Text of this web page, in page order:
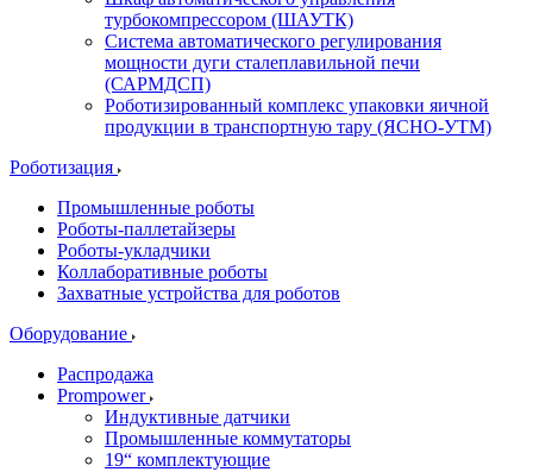
турбокомпрессором (ШАУТК)
Система автоматического регулирования
мощности дуги сталеплавильной печи
(САРМДСП)
Роботизированный комплекс упаковки яичной
продукции в транспортную тару (ЯСНО-УТМ)
Роботизация
Промышленные роботы
Роботы-паллетайзеры
Роботы-укладчики
Коллаборативные роботы
Захватные устройства для роботов
Оборудование
Распродажа
Prompower
Индуктивные датчики
Промышленные коммутаторы
19“ комплектующие